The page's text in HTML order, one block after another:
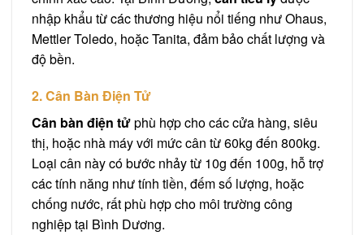
nhập khẩu từ các thương hiệu nổi tiếng như Ohaus,
Mettler Toledo, hoặc Tanita, đảm bảo chất lượng và
độ bền.
2. Cân Bàn Điện Tử
Cân bàn điện tửphù hợp cho các cửa hàng, siêu
thị, hoặc nhà máy với mức cân từ 60kg đến 800kg.
Loại cân này có bước nhảy từ 10g đến 100g, hỗ trợ
các tính năng như tính tiền, đếm số lượng, hoặc
chống nước, rất phù hợp cho môi trường công
nghiệp tại Bình Dương.